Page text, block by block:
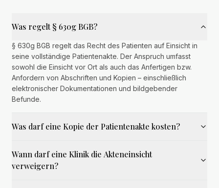
Was regelt § 630g BGB?
§ 630g BGB regelt das Recht des Patienten auf Einsicht in
seine vollständige Patientenakte. Der Anspruch umfasst
sowohl die Einsicht vor Ort als auch das Anfertigen bzw.
Anfordern von Abschriften und Kopien – einschließlich
elektronischer Dokumentationen und bildgebender
Befunde.
Was darf eine Kopie der Patientenakte kosten?
Wann darf eine Klinik die Akteneinsicht
verweigern?